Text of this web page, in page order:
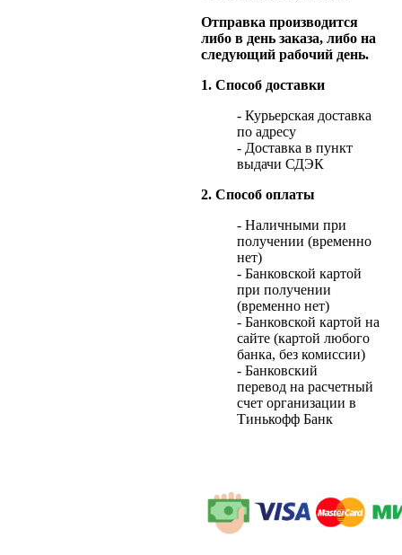
Отправка производится
либо в день заказа, либо на
следующий рабочий день.
1. Способ доставки
- Курьерская доставка
по адресу
- Доставка в пункт
выдачи СДЭК
2. Способ оплаты
- Наличными при
получении (временно
нет)
- Банковской картой
при получении
(временно нет)
- Банковской картой на
сайте (картой любого
банка, без комиссии)
- Банковский
перевод на расчетный
счет организации в
Тинькофф Банк